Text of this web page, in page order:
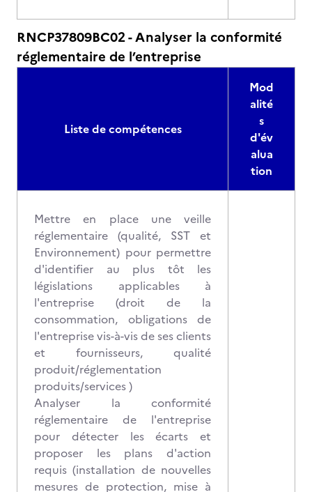
RNCP37809BC02 - Analyser la conformité
réglementaire de l’entreprise
Liste de compétences
Mod
alité
s
d'év
alua
tion
Mettre en place une veille
réglementaire (qualité, SST et
Environnement) pour permettre
d'identifier au plus tôt les
législations applicables à
l'entreprise (droit de la
consommation, obligations de
l'entreprise vis-à-vis de ses clients
et fournisseurs, qualité
produit/réglementation
produits/services )
Analyser la conformité
réglementaire de l'entreprise
pour détecter les écarts et
proposer les plans d'action
requis (installation de nouvelles
mesures de protection, mise à